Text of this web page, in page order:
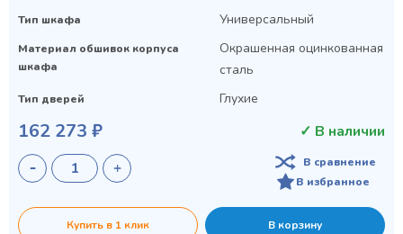
Тип шкафа Универсальный
Материал обшивок корпуса
шкафа
Окрашенная оцинкованная
сталь
Тип дверей Глухие
162 273 ₽ ✓ В наличии
В сравнение
В избранное
Купить в 1 клик В корзину